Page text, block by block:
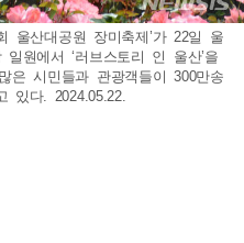
울산대공원 장미축제’가 22일 울
원에서 ‘러브스토리 인 울산’을
은 시민들과 관광객들이 300만송
있다. 2024.05.22.